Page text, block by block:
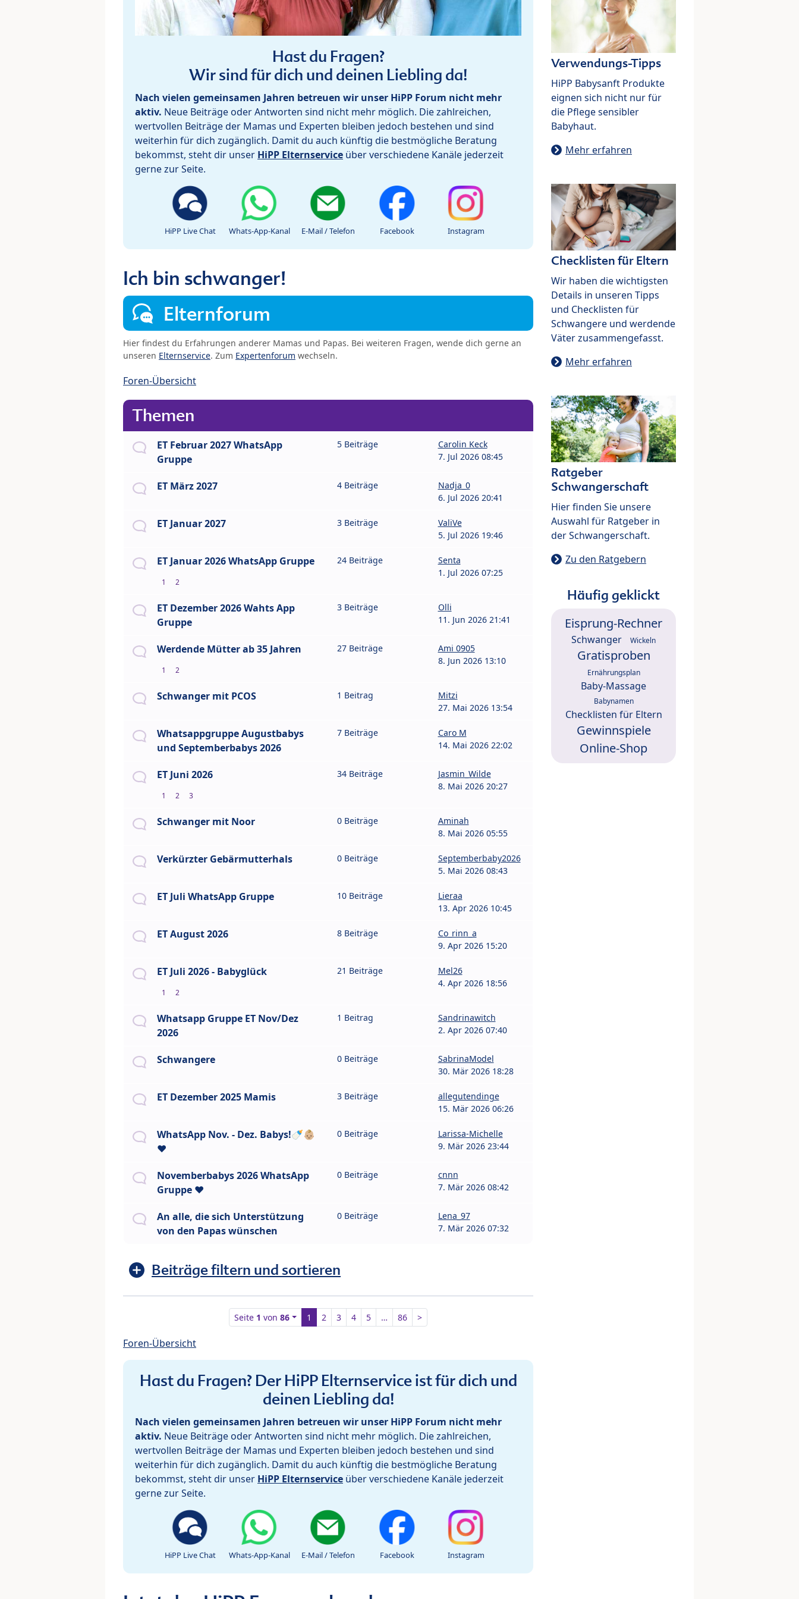
Hast du Fragen?
Wir sind für dich und deinen Liebling da!
Nach vielen gemeinsamen Jahren betreuen wir unser HiPP Forum nicht mehr
aktiv. Neue Beiträge oder Antworten sind nicht mehr möglich. Die zahlreichen,
wertvollen Beiträge der Mamas und Experten bleiben jedoch bestehen und sind
weiterhin für dich zugänglich. Damit du auch künftig die bestmögliche Beratung
bekommst, steht dir unser HiPP Elternservice über verschiedene Kanäle jederzeit
gerne zur Seite.
HiPP Live Chat Whats-App-Kanal E-Mail / Telefon Facebook Instagram
Ich bin schwanger!
Elternforum
Hier findest du Erfahrungen anderer Mamas und Papas. Bei weiteren Fragen, wende dich gerne an
unseren Elternservice. Zum Expertenforum wechseln.
Foren-Übersicht
Themen
ET Februar 2027 WhatsApp
Gruppe
5 Beiträge
Carolin Keck
7. Jul 2026 08:45
ET März 2027 4 Beiträge
Nadja_0
6. Jul 2026 20:41
ET Januar 2027 3 Beiträge
ValiVe
5. Jul 2026 19:46
ET Januar 2026 WhatsApp Gruppe
1 2
24 Beiträge
Senta
1. Jul 2026 07:25
ET Dezember 2026 Wahts App
Gruppe
3 Beiträge
Olli
11. Jun 2026 21:41
Werdende Mütter ab 35 Jahren
1 2
27 Beiträge
Ami 0905
8. Jun 2026 13:10
Schwanger mit PCOS 1 Beitrag
Mitzi
27. Mai 2026 13:54
Whatsappgruppe Augustbabys
und Septemberbabys 2026
7 Beiträge
Caro M
14. Mai 2026 22:02
ET Juni 2026
1 2 3
34 Beiträge
Jasmin_Wilde
8. Mai 2026 20:27
Schwanger mit Noor 0 Beiträge
Aminah
8. Mai 2026 05:55
Verkürzter Gebärmutterhals 0 Beiträge
Septemberbaby2026
5. Mai 2026 08:43
ET Juli WhatsApp Gruppe 10 Beiträge
Lieraa
13. Apr 2026 10:45
ET August 2026 8 Beiträge
Co_rinn_a
9. Apr 2026 15:20
ET Juli 2026 - Babyglück
1 2
21 Beiträge
Mel26
4. Apr 2026 18:56
Whatsapp Gruppe ET Nov/Dez
2026
1 Beitrag
Sandrinawitch
2. Apr 2026 07:40
Schwangere 0 Beiträge
SabrinaModel
30. Mär 2026 18:28
ET Dezember 2025 Mamis 3 Beiträge
allegutendinge
15. Mär 2026 06:26
WhatsApp Nov. - Dez. Babys!🍼👶🏼
❤️
0 Beiträge
Larissa-Michelle
9. Mär 2026 23:44
Novemberbabys 2026 WhatsApp
Gruppe ❤️
0 Beiträge
cnnn
7. Mär 2026 08:42
An alle, die sich Unterstützung
von den Papas wünschen
0 Beiträge
Lena_97
7. Mär 2026 07:32
Beiträge filtern und sortieren
Seite 1 von86 1 2 3 4 5 … 86 >
Foren-Übersicht
Hast du Fragen? Der HiPP Elternservice ist für dich und
deinen Liebling da!
Nach vielen gemeinsamen Jahren betreuen wir unser HiPP Forum nicht mehr
aktiv. Neue Beiträge oder Antworten sind nicht mehr möglich. Die zahlreichen,
wertvollen Beiträge der Mamas und Experten bleiben jedoch bestehen und sind
weiterhin für dich zugänglich. Damit du auch künftig die bestmögliche Beratung
bekommst, steht dir unser HiPP Elternservice über verschiedene Kanäle jederzeit
gerne zur Seite.
HiPP Live Chat Whats-App-Kanal E-Mail / Telefon Facebook Instagram
Verwendungs-Tipps
HiPP Babysanft Produkte
eignen sich nicht nur für
die Pflege sensibler
Babyhaut.
Mehr erfahren
Checklisten für Eltern
Wir haben die wichtigsten
Details in unseren Tipps
und Checklisten für
Schwangere und werdende
Väter zusammengefasst.
Mehr erfahren
Ratgeber
Schwangerschaft
Hier finden Sie unsere
Auswahl für Ratgeber in
der Schwangerschaft.
Zu den Ratgebern
Häufig geklickt
Eisprung-Rechner
Schwanger Wickeln
Gratisproben
Ernährungsplan
Baby-Massage
Babynamen
Checklisten für Eltern
Gewinnspiele
Online-Shop